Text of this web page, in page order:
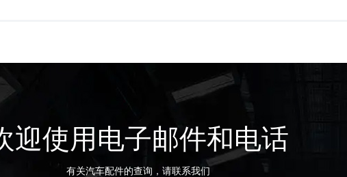
迎使用电子邮件和电话
有关汽车配件的查询，请联系我们